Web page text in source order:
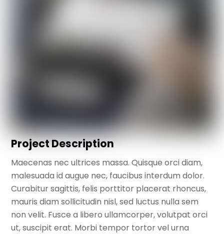
Project Description
Maecenas nec ultrices massa. Quisque orci diam,
malesuada id augue nec, faucibus interdum dolor.
Curabitur sagittis, felis porttitor placerat rhoncus,
mauris diam sollicitudin nisl, sed luctus nulla sem
non velit. Fusce a libero ullamcorper, volutpat orci
ut, suscipit erat. Morbi tempor tortor vel urna